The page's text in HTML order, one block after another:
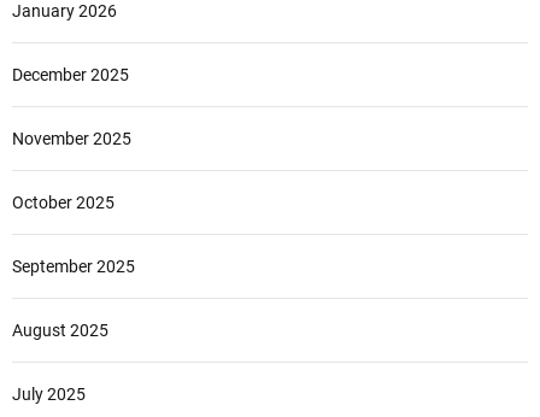
January 2026
December 2025
November 2025
October 2025
September 2025
August 2025
July 2025